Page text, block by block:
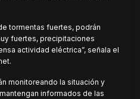
tormentas fuertes, podrán
fuertes, precipitaciones
actividad eléctrica”, señala el
monitoreando la situación y
informados de las